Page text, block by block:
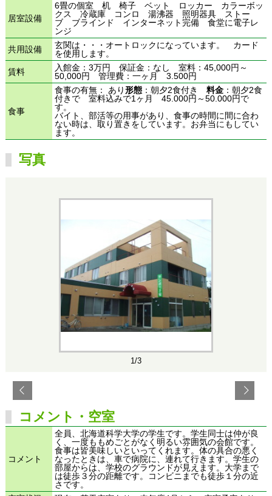
居室設備
6畳の個室 机 椅子 ベット ロッカー カラーボッ
クス 冷蔵庫 コンロ 湯沸器 照明器具 ストー
ブ ブラインド インターネット完備 食堂に電子レ
ンジ
共用設備
玄関は・・・オートロックになっています。 カード
を使用します。
賃料
入館金：3万円 保証金：なし 室料：45,000円～
50,000円 管理費：一ヶ月 3.500円
食事
食事の有無： あり形態 ：朝夕2食付き料金 ：朝夕2食
付きで 室料込みで1ヶ月 45.000円～50.000円で
す。
バイト、部活等の用事があり、食事の時間に間に合わ
ない時は、取り置きをしています。お弁当にもしてい
ます。
写真
1/3
コメント・空室
コメント
全員、北海道科学大学の学生です。学生同士は仲が良
く、一度ももめごとがなく明るい雰囲気の会館です。
食事は皆美味しいといってくれます。体の具合の悪く
なったときは、車で病院に、連れて行きます。学生の
部屋からは、学校のグラウンドが見えます。大学まで
は徒歩３分の距離です。コンビニまでも徒歩１分の近
さです。